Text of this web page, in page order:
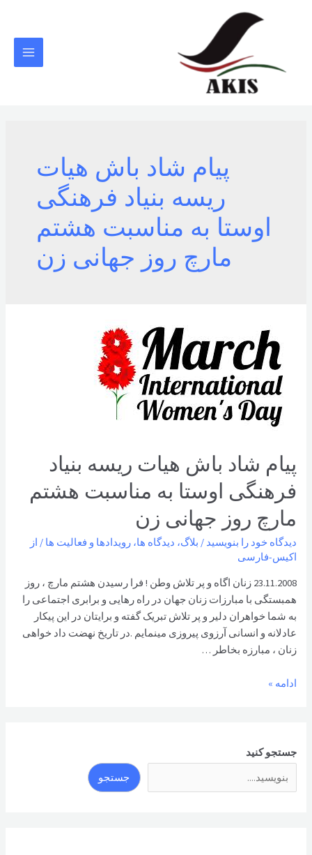
MAIN
پیام شاد باش هیات
ریسه بنیاد فرهنگی
اوستا به مناسبت هشتم
مارچ روز جهانی زن
پیام شاد باش هیات ریسه بنیاد
فرهنگی اوستا به مناسبت هشتم
مارچ روز جهانی زن
دیدگاه‌ خود را بنویسید / بلاگ، دیدگاه ها،رویدادها و فعالیت ها / از
اکیس-فارسی
23.11.2008 زنان اگاه و پر تلاش وطن ! فرا رسیدن هشتم مارچ ، روز
همبستگی با مبارزات زنان جهان در راه رهایی و برابری اجتماعی را
به شما خواهران دلیر و پر تلاش تبریک گفته و برایتان در این پیکار
عادلانه و انسانی آرزوی پیروزی مینمایم .در تاریخ نهضت داد خواهی
زنان ، مبارزه بخاطر …
پیام
ریسه
بنیاد
فرهنگی
ادامه »
جستجو کنید
جستجو